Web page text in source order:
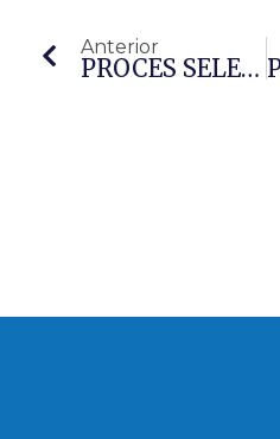
Anterior
PROCÉS SELECTIU DE 2 PLACES DE CARÀCTER LABORAL FIX D’OPERARI/A De NETEJA AMB JORNADA PARCIAL Al 75%, SUBGRUP E, EN TORN LLIURE